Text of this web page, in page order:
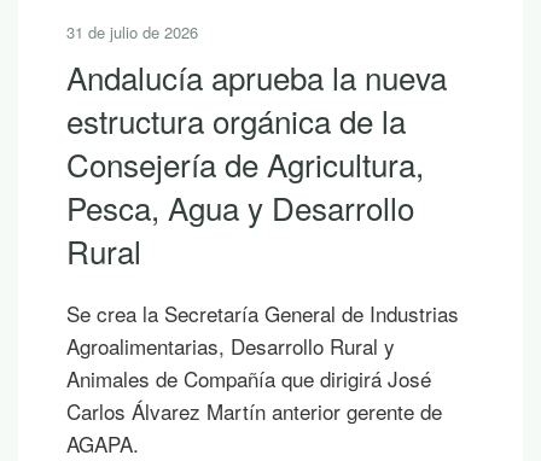
31 de julio de 2026
Andalucía aprueba la nueva
estructura orgánica de la
Consejería de Agricultura,
Pesca, Agua y Desarrollo
Rural
Se crea la Secretaría General de Industrias
Agroalimentarias, Desarrollo Rural y
Animales de Compañía que dirigirá José
Carlos Álvarez Martín anterior gerente de
AGAPA.